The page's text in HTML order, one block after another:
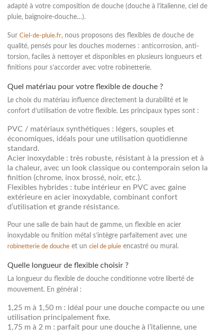
adapté à votre composition de douche (douche à l’italienne, ciel de
pluie, baignoire-douche…).
Sur Ciel-de-pluie.fr, nous proposons des flexibles de douche de
qualité, pensés pour les douches modernes : anticorrosion, anti-
torsion, faciles à nettoyer et disponibles en plusieurs longueurs et
finitions pour s’accorder avec votre robinetterie.
Quel matériau pour votre flexible de douche ?
Le choix du matériau influence directement la durabilité et le
confort d’utilisation de votre flexible. Les principaux types sont :
PVC / matériaux synthétiques : légers, souples et
économiques, idéals pour une utilisation quotidienne
standard.
Acier inoxydable : très robuste, résistant à la pression et à
la chaleur, avec un look classique ou contemporain selon la
finition (chrome, inox brossé, noir, etc.).
Flexibles hybrides : tube intérieur en PVC avec gaine
extérieure en acier inoxydable, combinant confort
d’utilisation et grande résistance.
Pour une salle de bain haut de gamme, un flexible en acier
inoxydable ou finition métal s’intègre parfaitement avec une
robinetterie de douche et un ciel de pluie encastré ou mural.
Quelle longueur de flexible choisir ?
La longueur du flexible de douche conditionne votre liberté de
mouvement. En général :
1,25 m à 1,50 m : idéal pour une douche compacte ou une
utilisation principalement fixe.
1,75 m à 2 m : parfait pour une douche à l’italienne, une